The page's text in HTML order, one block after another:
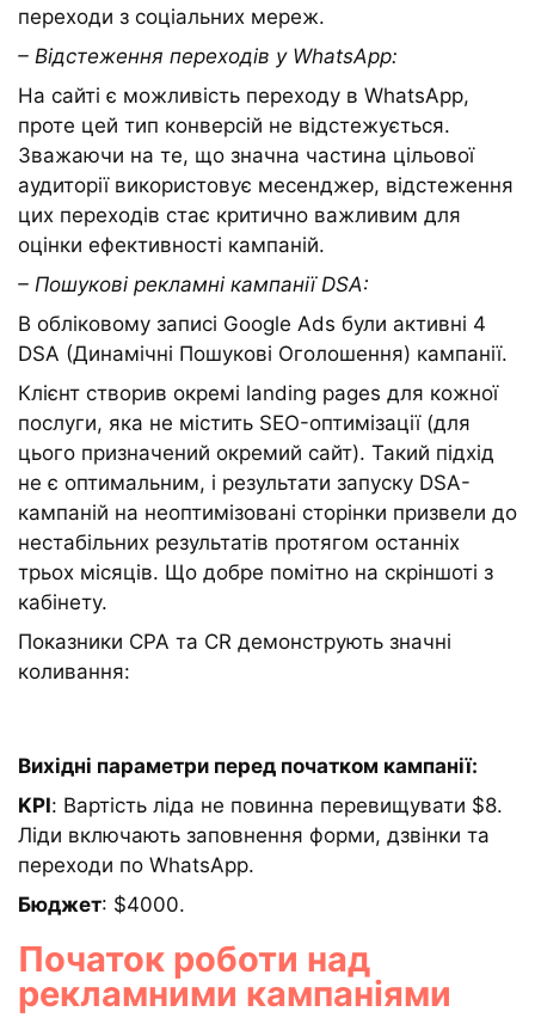
переходи з соціальних мереж.
– Відстеження переходів у WhatsApp:
На сайті є можливість переходу в WhatsApp,
проте цей тип конверсій не відстежується.
Зважаючи на те, що значна частина цільової
аудиторії використовує месенджер, відстеження
цих переходів стає критично важливим для
оцінки ефективності кампаній.
– Пошукові рекламні кампанії DSA:
В обліковому записі Google Ads були активні 4
DSA (Динамічні Пошукові Оголошення) кампанії.
Клієнт створив окремі landing pages для кожної
послуги, яка не містить SEO-оптимізації (для
цього призначений окремий сайт). Такий підхід
не є оптимальним, і результати запуску DSA-
кампаній на неоптимізовані сторінки призвели до
нестабільних результатів протягом останніх
трьох місяців. Що добре помітно на скріншоті з
кабінету.
Показники CPA та CR демонструють значні
коливання:
Вихідні параметри перед початком кампанії:
KPI: Вартість ліда не повинна перевищувати $8.
Ліди включають заповнення форми, дзвінки та
переходи по WhatsApp.
Бюджет: $4000.
Початок роботи над
рекламними кампаніями